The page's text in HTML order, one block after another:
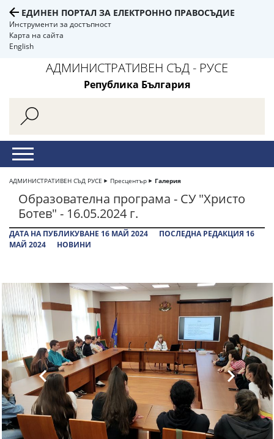
ЕДИНЕН ПОРТАЛ ЗА ЕЛЕКТРОННО ПРАВОСЪДИЕ
Инструменти за достъпност
Карта на сайта
English
АДМИНИСТРАТИВЕН СЪД - РУСЕ
Република България
АДМИНИСТРАТИВЕН СЪД РУСЕ Пресцентър Галерия
Образователна програма - СУ "Христо
Ботев" - 16.05.2024 г.
ДАТА НА ПУБЛИКУВАНЕ 16 МАЙ 2024
ПОСЛЕДНА РЕДАКЦИЯ 16
МАЙ 2024
НОВИНИ